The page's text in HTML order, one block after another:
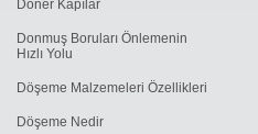
Döner Kapılar
Donmuş Boruları Önlemenin
Hızlı Yolu
Döşeme Malzemeleri Özellikleri
Döşeme Nedir